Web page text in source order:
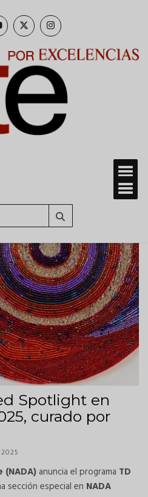
Spotlight en
curado por
(NADA) anuncia el programa TD
sección especial en NADA